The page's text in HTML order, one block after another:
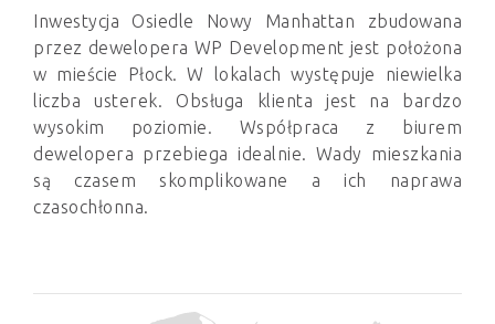
Inwestycja Osiedle Nowy Manhattan zbudowana
przez dewelopera WP Development jest położona
w mieście Płock. W lokalach występuje niewielka
liczba usterek. Obsługa klienta jest na bardzo
wysokim poziomie. Współpraca z biurem
dewelopera przebiega idealnie. Wady mieszkania
są czasem skomplikowane a ich naprawa
czasochłonna.